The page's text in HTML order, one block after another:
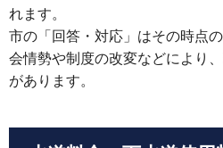
れます。
市の「回答・対応」はその時点
会情勢や制度の改変などにより
があります。